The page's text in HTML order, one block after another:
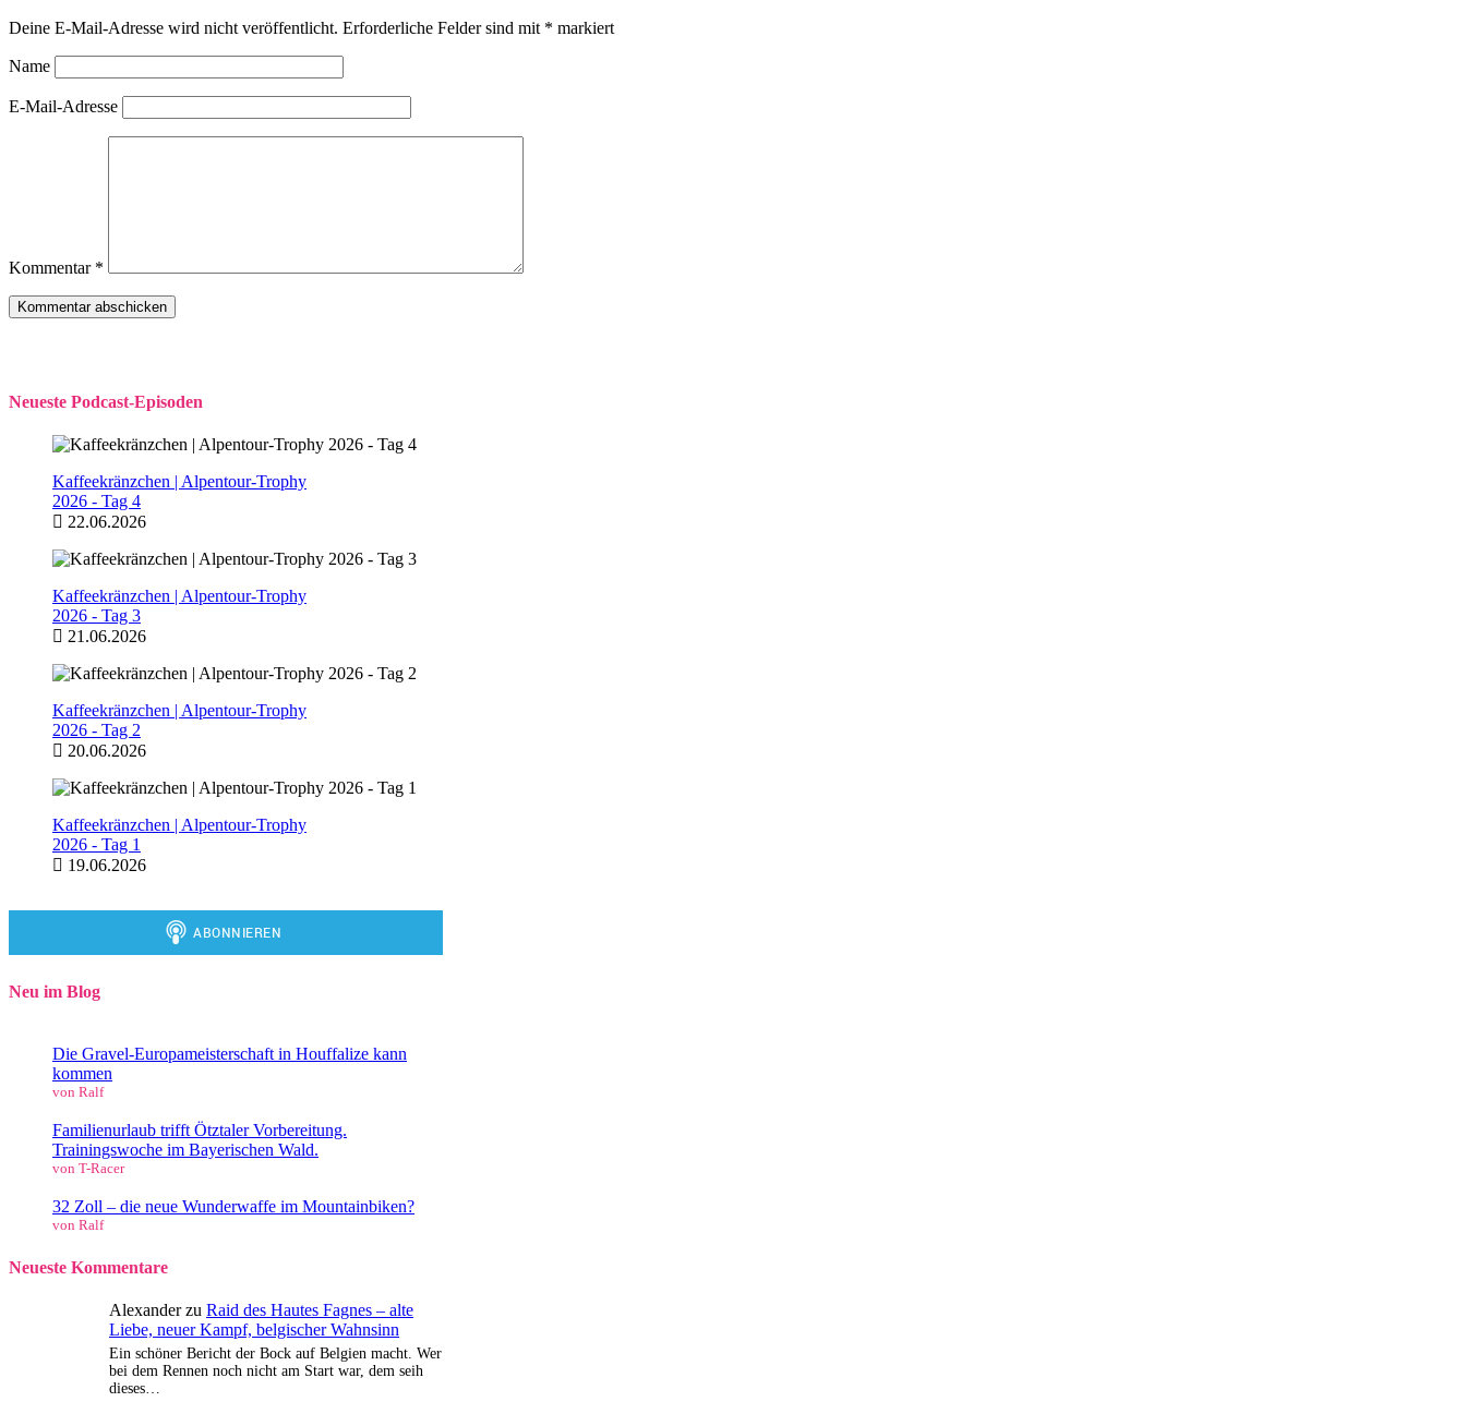
Deine E-Mail-Adresse wird nicht veröffentlicht. Erforderliche Felder sind mit * markiert
Name
E-Mail-Adresse
Kommentar *
Neueste Podcast-Episoden
Kaffeekränzchen | Alpentour-Trophy
2026 - Tag 4
22.06.2026
Kaffeekränzchen | Alpentour-Trophy
2026 - Tag 3
21.06.2026
Kaffeekränzchen | Alpentour-Trophy
2026 - Tag 2
20.06.2026
Kaffeekränzchen | Alpentour-Trophy
2026 - Tag 1
19.06.2026
Neu im Blog
Die Gravel-Europameisterschaft in Houffalize kann
kommen
von Ralf
Familienurlaub trifft Ötztaler Vorbereitung.
Trainingswoche im Bayerischen Wald.
von T-Racer
32 Zoll – die neue Wunderwaffe im Mountainbiken?
von Ralf
Neueste Kommentare
Alexanderzu Raid des Hautes Fagnes – alte
Liebe, neuer Kampf, belgischer Wahnsinn
Ein schöner Bericht der Bock auf Belgien macht. Wer
bei dem Rennen noch nicht am Start war, dem seih
dieses…